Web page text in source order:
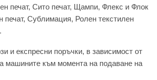
печат, Сито печат, Щампи, Флекс и Флок
печат, Сублимация, Ролен текстилен
и експресни поръчки, в зависимост от
машините към момента на подаване на